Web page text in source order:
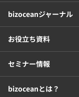
bizoceanジャーナル
お役立ち資料
セミナー情報
bizoceanとは？